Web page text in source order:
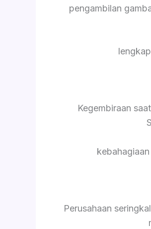
pengambilan
Kegembiraan
Perusahaan